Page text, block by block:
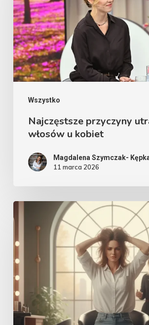
Wszystko
włosów
u
kobiet
Najczęstsze przyczyny
włosów u kobiet
Magdalena Szymczak-
11 marca 2026
wróg
czy
Trichotillomania
a
wizyty